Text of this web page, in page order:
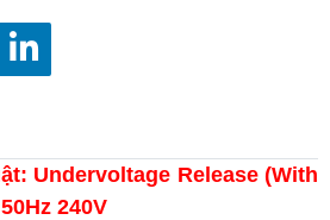
Undervoltage Release (With
240V